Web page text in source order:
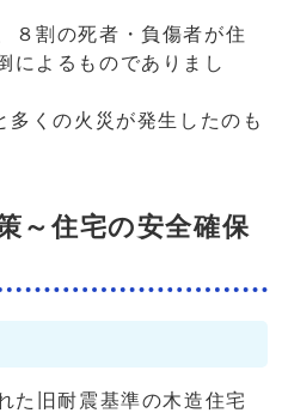
８割の死者・負傷者が住
によるものでありまし
多くの火災が発生したのも
～住宅の安全確保
た旧耐震基準の木造住宅